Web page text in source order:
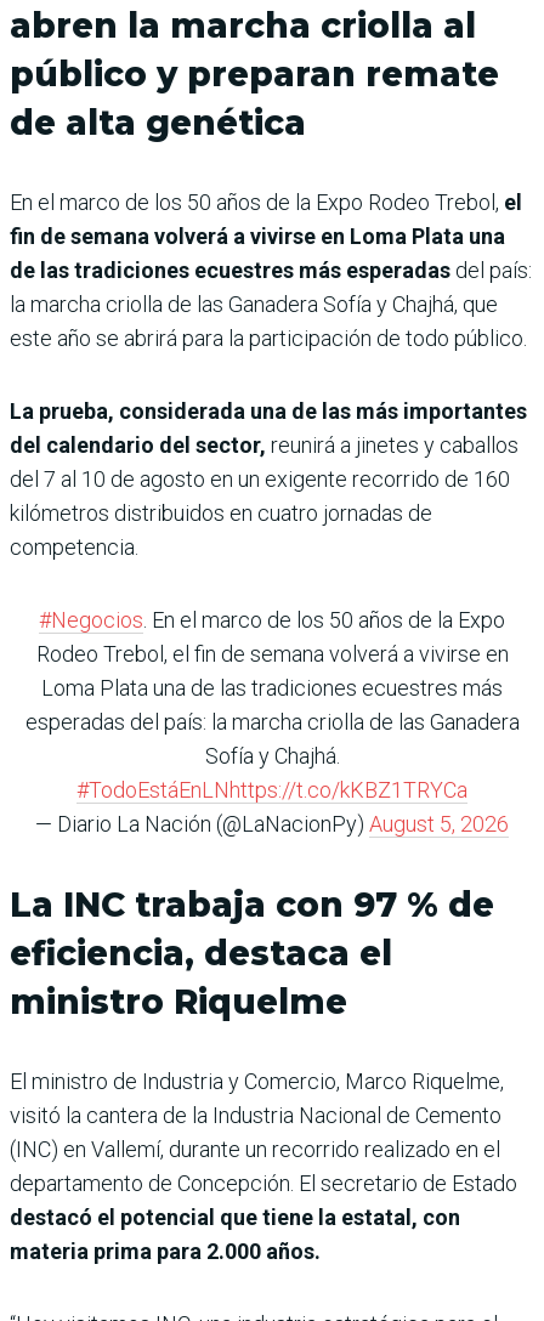
abren la marcha criolla al
público y preparan remate
de alta genética
En el marco de los 50 años de la Expo Rodeo Trebol, el
fin de semana volverá a vivirse en Loma Plata una
de las tradiciones ecuestres más esperadas del país:
la marcha criolla de las Ganadera Sofía y Chajhá, que
este año se abrirá para la participación de todo público.
La prueba, considerada una de las más importantes
del calendario del sector, reunirá a jinetes y caballos
del 7 al 10 de agosto en un exigente recorrido de 160
kilómetros distribuidos en cuatro jornadas de
competencia.
#Negocios. En el marco de los 50 años de la Expo
Rodeo Trebol, el fin de semana volverá a vivirse en
Loma Plata una de las tradiciones ecuestres más
esperadas del país: la marcha criolla de las Ganadera
Sofía y Chajhá.
#TodoEstáEnLNhttps://t.co/kKBZ1TRYCa
— Diario La Nación (@LaNacionPy) August 5, 2026
La INC trabaja con 97 % de
eficiencia, destaca el
ministro Riquelme
El ministro de Industria y Comercio, Marco Riquelme,
visitó la cantera de la Industria Nacional de Cemento
(INC) en Vallemí, durante un recorrido realizado en el
departamento de Concepción. El secretario de Estado
destacó el potencial que tiene la estatal, con
materia prima para 2.000 años.